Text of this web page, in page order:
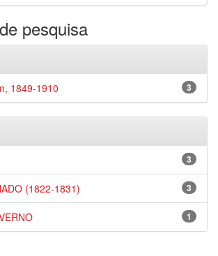
pesquisa
3
1849-1910
3
3
(1822-1831)
1